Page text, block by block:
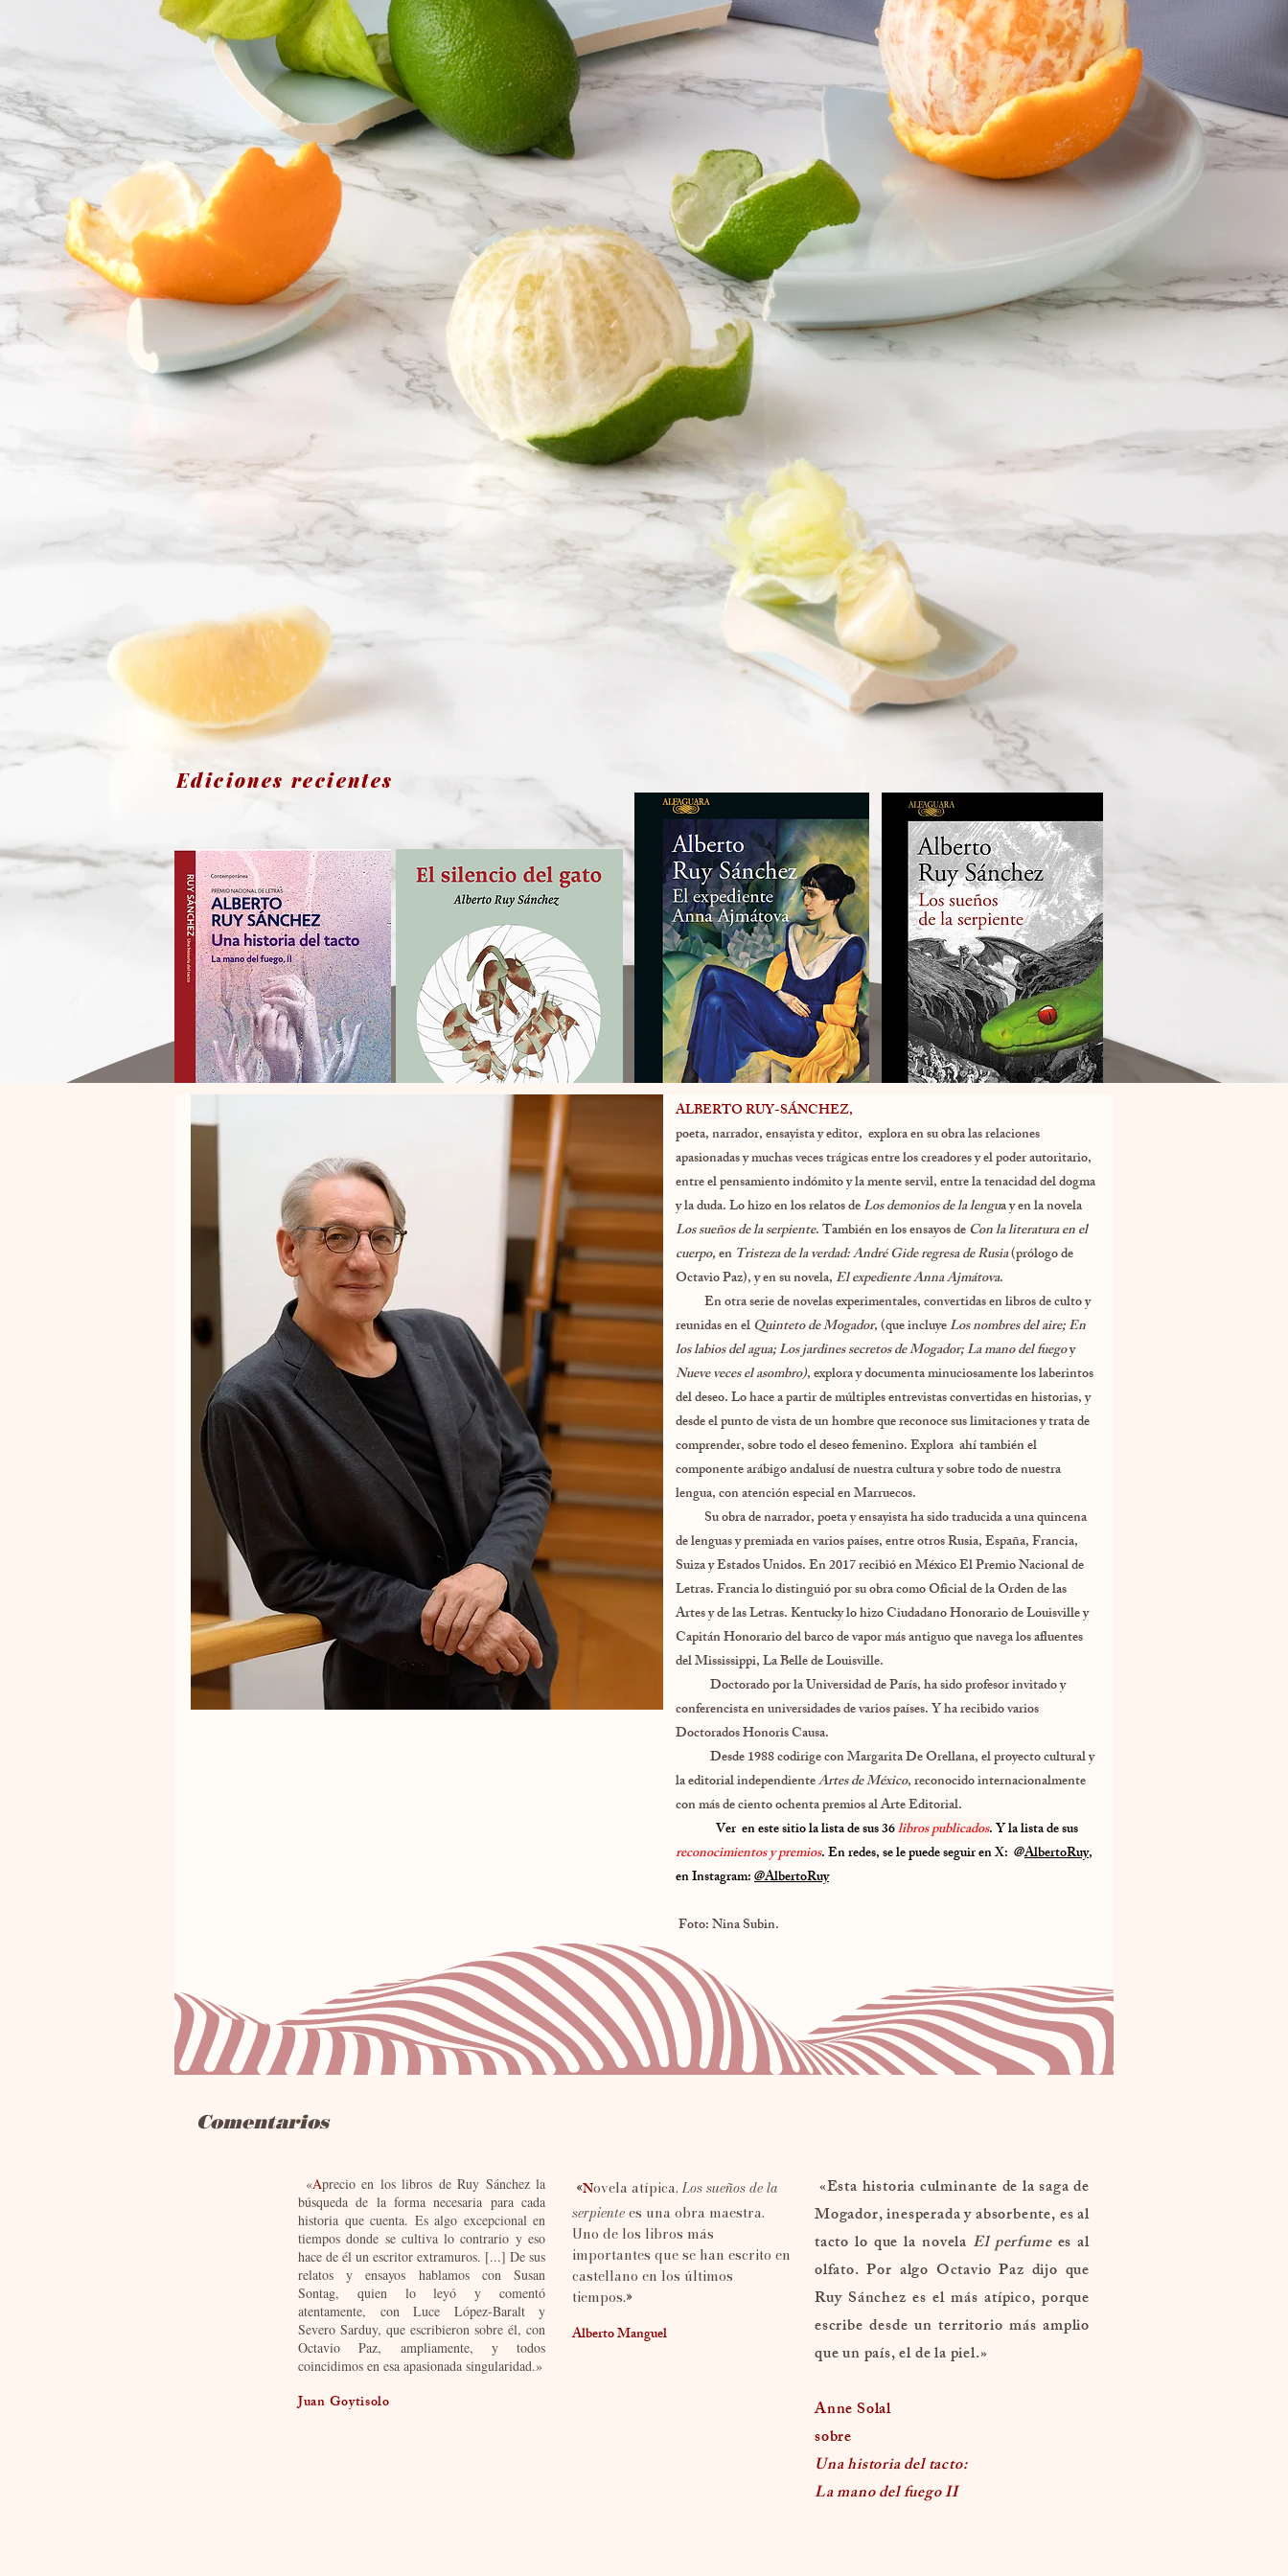
Ediciones recientes
ALBERTO RUY-SÁNCHEZ,
poeta, narrador, ensayista y editor, explora en su obra las relaciones
apasionadas y muchas veces trágicas entre los creadores y el poder autoritario,
entre el pensamiento indómito y la mente servil, entre la tenacidad del dogma
y la duda. Lo hizo en los relatos deLos demonios de la lengua y en la novela
Los sueños de la serpiente. También en los ensayos deCon la literatura en el
cuerpo,en Tristeza de la verdad: André Gide regresa de Rusia(prólogo de
Octavio Paz), y en su novela,El expediente Anna Ajmátova.
En otra serie de novelas experimentales, convertidas en libros de culto y
reunidas en elQuinteto de Mogador, (que incluyeLos nombres del aire; En
los labios del agua; Los jardines secretos de Mogador; La mano del fuegoy
Nueve veces el asombro), explora y documenta minuciosamente los laberintos
del deseo. Lo hace a partir de múltiples entrevistas convertidas en historias, y
desde el punto de vista de un hombre que reconoce sus limitaciones y trata de
comprender, sobre todo el deseo femenino. Explora ahí también el
componente arábigo andalusí de nuestra cultura y sobre todo de nuestra
lengua, con atención especial en Marruecos.
Su obra de narrador, poeta y ensayista ha sido traducida a una quincena
de lenguas y premiada en varios países, entre otros Rusia, España, Francia,
Suiza y Estados Unidos. En 2017 recibió en México El Premio Nacional de
Letras. Francia lo distinguió por su obra como Oficial de la Orden de las
Artes y de las Letras. Kentucky lo hizo Ciudadano Honorario de Louisville y
Capitán Honorario del barco de vapor más antiguo que navega los afluentes
del Mississippi, La Belle de Louisville.
Doctorado por la Universidad de París, ha sido profesor invitado y
conferencista en universidades de varios países. Y ha recibido varios
Doctorados Honoris Causa.
Desde 1988 codirige con Margarita De Orellana, el proyecto cultural y
la editorial independienteArtes de México, reconocido internacionalmente
con más de ciento ochenta premios al Arte Editorial.
Ver en este sitio la lista de sus 36libros publicados. Y la lista de sus
reconocimientos y premios. En redes, se le puede seguir en X: @AlbertoRuy,
en Instagram:@AlbertoRuy
​ Foto: Nina Subin.
Comentarios
«Aprecio en los libros de Ruy Sánchez la
búsqueda de la forma necesaria para cada
historia que cuenta. Es algo excepcional en
tiempos donde se cultiva lo contrario y eso
hace de él un escritor extramuros. [...] De sus
relatos y ensayos hablamos con Susan
Sontag, quien lo leyó y comentó
atentamente, con Luce López-Baralt y
Severo Sarduy, que escribieron sobre él, con
Octavio Paz, ampliamente, y todos
coincidimos en esa apasionada singularidad.»​​​​
Juan Goytisolo
«Novela atípica,Los sueños de la
serpientees una obra maestra.
Uno de los libros más
importantes que se han escrito en
castellano en los últimos
tiempos.»
Alberto Manguel
«Esta historia culminante de la saga de
Mogador, inesperada y absorbente, es al
tacto lo que la novelaEl perfumees al
olfato. Por algo Octavio Paz dijo que
Ruy Sánchez es el más atípico, porque
escribe desde un territorio más amplio
que un país, el de la piel.»
Anne Solal
sobre
Una historia del tacto:
La mano del fuego II